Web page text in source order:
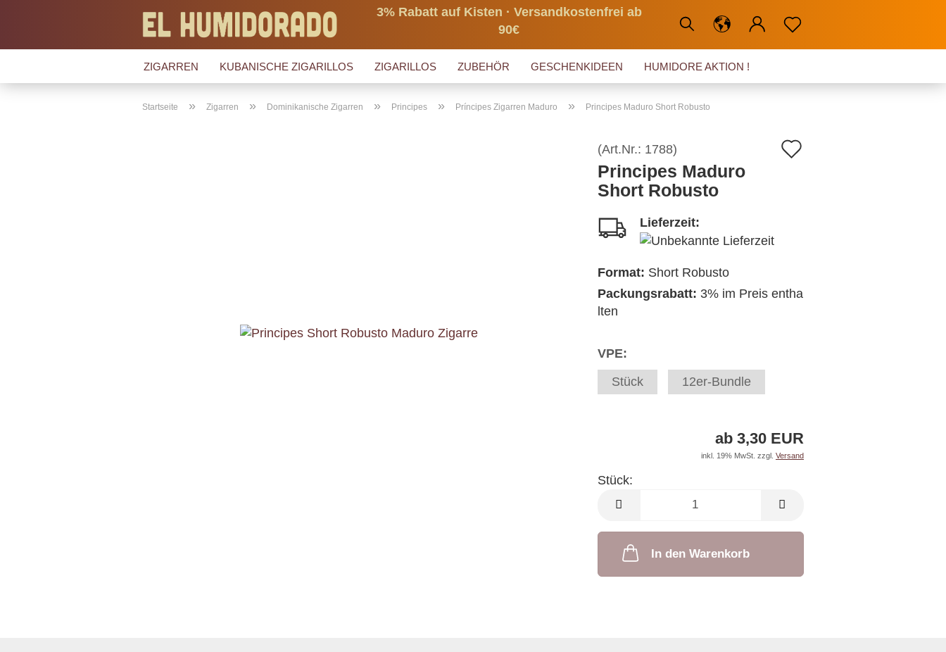
3% Rabatt auf Kisten · Versandkostenfrei ab
90€
ZIGARREN KUBANISCHE ZIGARILLOS ZIGARILLOS ZUBEHÖR GESCHENKIDEEN HUMIDORE AKTION !
Startseite » Zigarren » Dominikanische Zigarren » Principes » Príncipes Zigarren Maduro » Principes Maduro Short Robusto
(Art.Nr.: 1788)
Principes Maduro
Short Robusto
Lieferzeit:
Format: Short Robusto
Packungsrabatt: 3% im Preis entha
lten
VPE:
Stück
12er-Bundle
ab 3,30 EUR
inkl. 19% MwSt. zzgl. Versand
Stück:
Stück
In den Warenkorb